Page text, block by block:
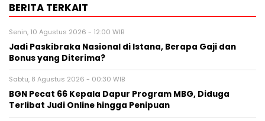
BERITA TERKAIT
Senin, 10 Agustus 2026 - 12:00 WIB
Jadi Paskibraka Nasional di Istana, Berapa Gaji dan
Bonus yang Diterima?
Sabtu, 8 Agustus 2026 - 00:30 WIB
BGN Pecat 66 Kepala Dapur Program MBG, Diduga
Terlibat Judi Online hingga Penipuan